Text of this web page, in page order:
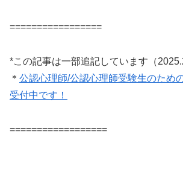
=================
*この記事は一部追記しています（
＊ 公認心理師/公認心理師受験生のため
受付中です！
==================